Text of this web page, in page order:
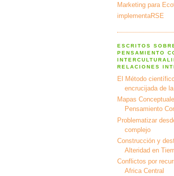
Marketing para
implementaRSE
ESCRITOS
PENSAMIENTO
RELACIONES
El Método
encrucijada de
Mapas
Pensamiento
Problematizar
complejo
Construcción y
Alteridad en
Conflictos por
Africa Central